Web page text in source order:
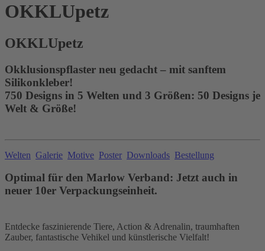
OKKLUpetz
OKKLUpetz
Okklusionspflaster neu gedacht – mit sanftem
Silikonkleber!
750 Designs in 5 Welten und 3 Größen: 50 Designs je
Welt & Größe!
Welten Galerie Motive Poster Downloads Bestellung
Optimal für den Marlow Verband: Jetzt auch in
neuer 10er Verpackungseinheit.
Entdecke faszinierende Tiere, Action & Adrenalin, traumhaften
Zauber, fantastische Vehikel und künstlerische Vielfalt!